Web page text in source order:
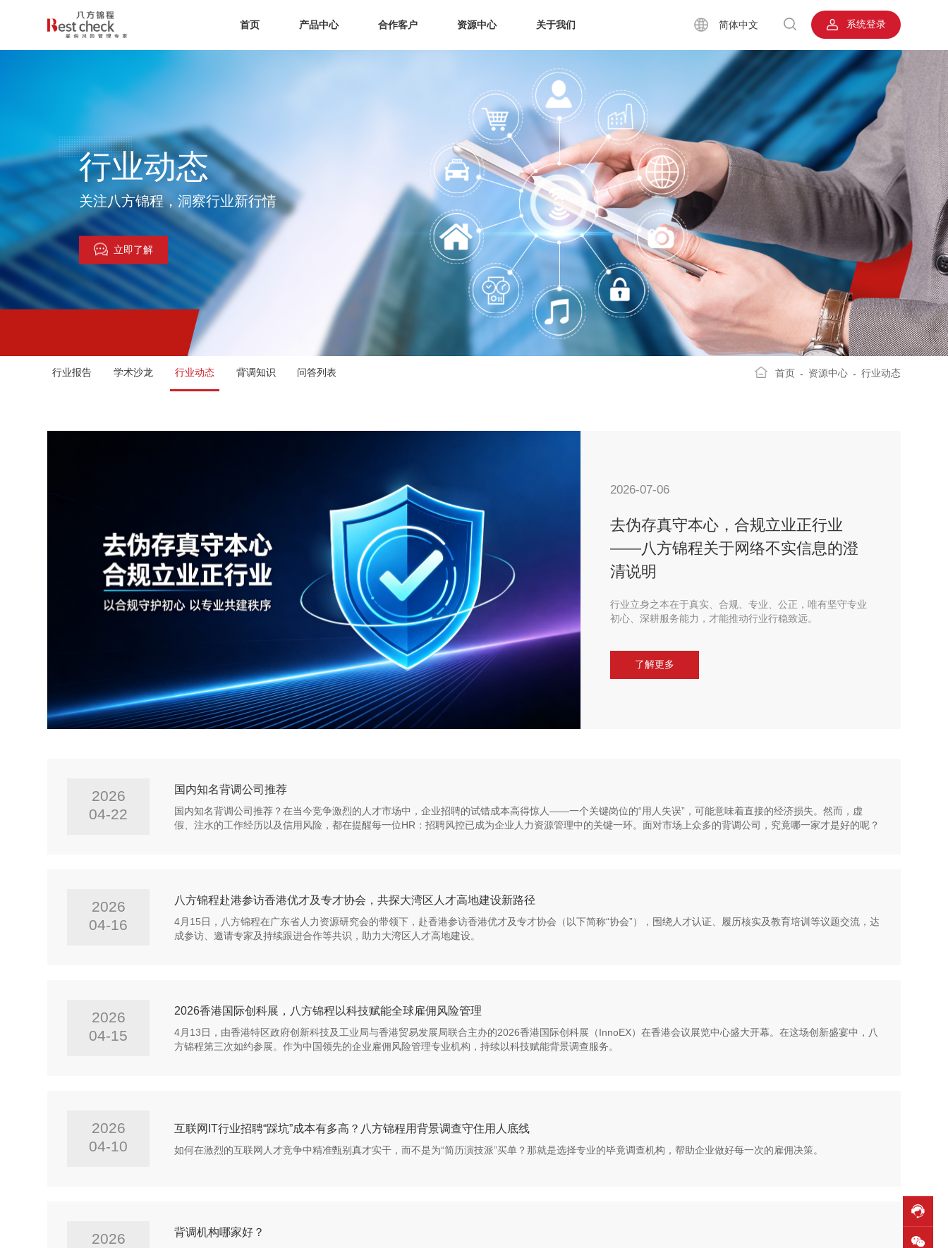
首页 产品中心 合作客户 资源中心 关于我们 简体中文 系统登录
行业动态
关注八方锦程，洞察行业新行情
立即了解
行业报告 学术沙龙 行业动态 背调知识 问答列表 首页 - 资源中心 - 行业动态
2026-07-06
去伪存真守本心，合规立业正行业
——八方锦程关于网络不实信息的澄
清说明
行业立身之本在于真实、合规、专业、公正，唯有坚守专业
初心、深耕服务能力，才能推动行业行稳致远。
了解更多
2026
04-22
国内知名背调公司推荐
国内知名背调公司推荐？在当今竞争激烈的人才市场中，企业招聘的试错成本高得惊人——一个关键岗位的“用人失误”，可能意味着直接的经济损失。然而，虚
假、注水的工作经历以及信用风险，都在提醒每一位HR：招聘风控已成为企业人力资源管理中的关键一环。面对市场上众多的背调公司，究竟哪一家才是好的呢？
2026
04-16
八方锦程赴港参访香港优才及专才协会，共探大湾区人才高地建设新路径
4月15日，八方锦程在广东省人力资源研究会的带领下，赴香港参访香港优才及专才协会（以下简称“协会”），围绕人才认证、履历核实及教育培训等议题交流，达
成参访、邀请专家及持续跟进合作等共识，助力大湾区人才高地建设。
2026
04-15
2026香港国际创科展，八方锦程以科技赋能全球雇佣风险管理
4月13日，由香港特区政府创新科技及工业局与香港贸易发展局联合主办的2026香港国际创科展（InnoEX）在香港会议展览中心盛大开幕。在这场创新盛宴中，八
方锦程第三次如约参展。作为中国领先的企业雇佣风险管理专业机构，持续以科技赋能背景调查服务。
2026
04-10
互联网IT行业招聘“踩坑”成本有多高？八方锦程用背景调查守住用人底线
如何在激烈的互联网人才竞争中精准甄别真才实干，而不是为“简历演技派”买单？那就是选择专业的毕竟调查机构，帮助企业做好每一次的雇佣决策。
2026
背调机构哪家好？